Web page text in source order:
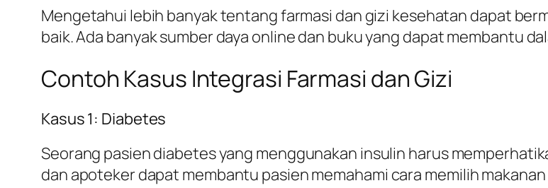
Mengetahui lebih banyak tentang farmasi dan gizi kesehatan dapat
baik. Ada banyak sumber daya online dan buku yang dapat membantu
Contoh Kasus Integrasi Farmasi dan Gizi
Kasus 1: Diabetes
Seorang pasien diabetes yang menggunakan insulin harus
dan apoteker dapat membantu pasien memahami cara memilih